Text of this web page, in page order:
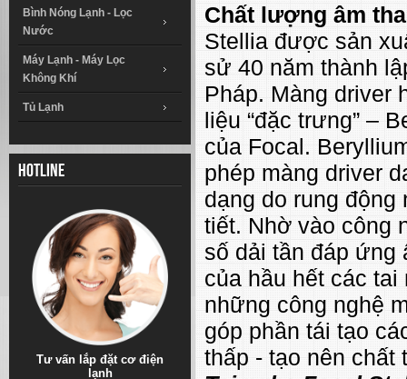
Bình Nóng Lạnh - Lọc
Nước
Máy Lạnh - Máy Lọc
Không Khí
Tủ Lạnh
Hotline
Tư vấn lắp đặt cơ điện
lạnh
Chất lượng âm
Stellia được sản
sử 40 năm thành
Pháp. Màng driver
liệu “đặc trưng” –
của Focal.
phép màng driver
dạng do rung
tiết. Nhờ vào công
số dải tần đáp ứng
của hầu hết các
những công nghệ
góp phần tái tạo
thấp - tạo nên chất